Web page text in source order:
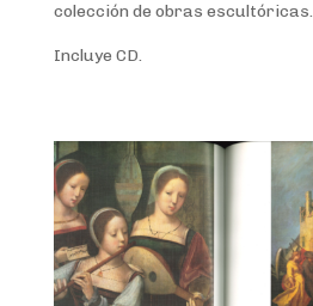
colección de obras escultóricas.
Incluye CD.